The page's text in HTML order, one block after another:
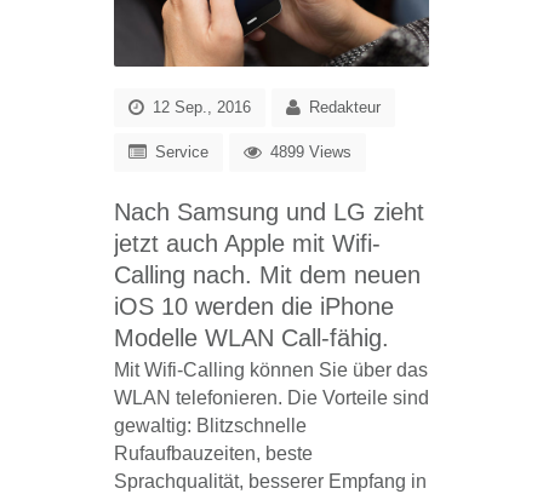
12 Sep., 2016 Redakteur
Service 4899 Views
Nach Samsung und LG zieht
jetzt auch Apple mit Wifi-
Calling nach. Mit dem neuen
iOS 10 werden die iPhone
Modelle WLAN Call-fähig.
Mit Wifi-Calling können Sie über das
WLAN telefonieren. Die Vorteile sind
gewaltig: Blitzschnelle
Rufaufbauzeiten, beste
Sprachqualität, besserer Empfang in